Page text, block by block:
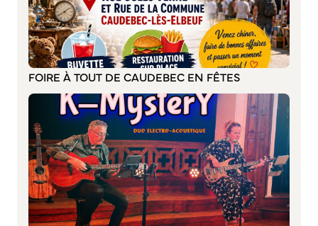
FOIRE À TOUT DE CAUDEBEC EN FÊTES
Annuaire des associations
Mise à jour de l’annuaire des associations
S’engager auprès d’une association
Sport Loisirs
Annuaire des équipements de sport et de loisirs
Annuaire des clubs sportifs
Mise à jour de l’annuaire des clubs sportifs
Caudebec Rando
Champions de demain
International